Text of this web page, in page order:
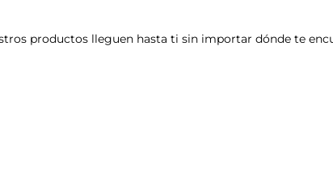
productos lleguen hasta ti sin importar dónde te